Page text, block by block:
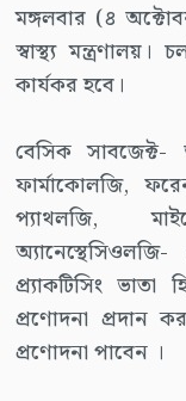
মঙ্গলবার (৪
স্বাস্থ্য
কার্যকর হবে।
বেসিক সাবজেক্ট-
ফার্মাকোলজি,
প্যাথলজি,
প্র্যাকটিসিং
প্রণোদনা প্রদান
প্রণোদনা পাবেন ।